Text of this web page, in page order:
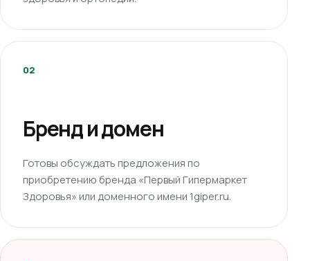
02
Бренд и домен
Готовы обсуждать предложения по
приобретению бренда «Первый Гипермаркет
Здоровья» или доменного имени 1giper.ru.